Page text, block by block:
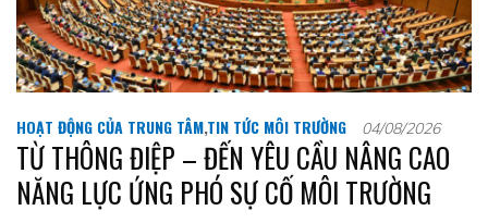
HOẠT ĐỘNG CỦA TRUNG TÂM,TIN TỨC MÔI TRƯỜNG 04/08/2026
TỪ THÔNG ĐIỆP – ĐẾN YÊU CẦU NÂNG CAO
NĂNG LỰC ỨNG PHÓ SỰ CỐ MÔI TRƯỜNG